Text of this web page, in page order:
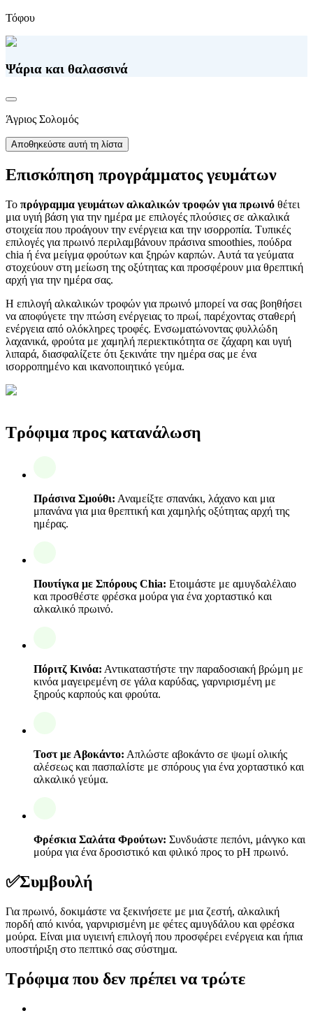
Τόφου
Ψάρια και θαλασσινά
Άγριος Σολομός
Αποθηκεύστε αυτή τη λίστα
Επισκόπηση προγράμματος γευμάτων
Το πρόγραμμα γευμάτων αλκαλικών τροφών για πρωινό θέτει
μια υγιή βάση για την ημέρα με επιλογές πλούσιες σε αλκαλικά
στοιχεία που προάγουν την ενέργεια και την ισορροπία. Τυπικές
επιλογές για πρωινό περιλαμβάνουν πράσινα smoothies, πούδρα
chia ή ένα μείγμα φρούτων και ξηρών καρπών. Αυτά τα γεύματα
στοχεύουν στη μείωση της οξύτητας και προσφέρουν μια θρεπτική
αρχή για την ημέρα σας.
Η επιλογή αλκαλικών τροφών για πρωινό μπορεί να σας βοηθήσει
να αποφύγετε την πτώση ενέργειας το πρωί, παρέχοντας σταθερή
ενέργεια από ολόκληρες τροφές. Ενσωματώνοντας φυλλώδη
λαχανικά, φρούτα με χαμηλή περιεκτικότητα σε ζάχαρη και υγιή
λιπαρά, διασφαλίζετε ότι ξεκινάτε την ημέρα σας με ένα
ισορροπημένο και ικανοποιητικό γεύμα.
Τρόφιμα προς κατανάλωση
Πράσινα Σμούθι: Αναμείξτε σπανάκι, λάχανο και μια
μπανάνα για μια θρεπτική και χαμηλής οξύτητας αρχή της
ημέρας.
Πουτίγκα με Σπόρους Chia: Ετοιμάστε με αμυγδαλέλαιο
και προσθέστε φρέσκα μούρα για ένα χορταστικό και
αλκαλικό πρωινό.
Πόριτζ Κινόα: Αντικαταστήστε την παραδοσιακή βρώμη με
κινόα μαγειρεμένη σε γάλα καρύδας, γαρνιρισμένη με
ξηρούς καρπούς και φρούτα.
Τοστ με Αβοκάντο: Απλώστε αβοκάντο σε ψωμί ολικής
αλέσεως και πασπαλίστε με σπόρους για ένα χορταστικό και
αλκαλικό γεύμα.
Φρέσκια Σαλάτα Φρούτων: Συνδυάστε πεπόνι, μάνγκο και
μούρα για ένα δροσιστικό και φιλικό προς το pH πρωινό.
✅Συμβουλή
Για πρωινό, δοκιμάστε να ξεκινήσετε με μια ζεστή, αλκαλική
πορδή από κινόα, γαρνιρισμένη με φέτες αμυγδάλου και φρέσκα
μούρα. Είναι μια υγιεινή επιλογή που προσφέρει ενέργεια και ήπια
υποστήριξη στο πεπτικό σας σύστημα.
Τρόφιμα που δεν πρέπει να τρώτε